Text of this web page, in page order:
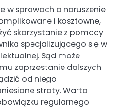
w sprawach o naruszenie
i kosztowne,
skorzystanie z pomocy
specjalizującego się w
Sąd może
zaprzestanie dalszych
od niego
straty. Warto
regularnego